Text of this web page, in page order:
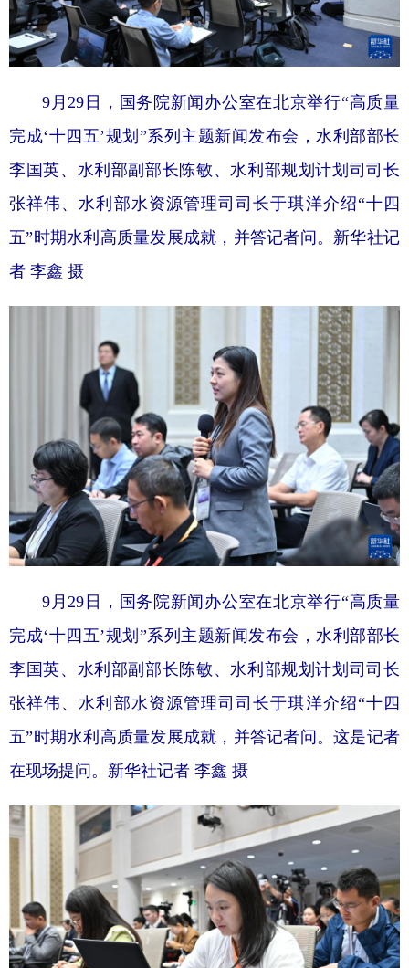
9月29日，国务院新闻办公室在北京举行“高质量
完成‘十四五’规划”系列主题新闻发布会，水利部部长
李国英、水利部副部长陈敏、水利部规划计划司司长
张祥伟、水利部水资源管理司司长于琪洋介绍“十四
五”时期水利高质量发展成就，并答记者问。新华社记
者 李鑫 摄
9月29日，国务院新闻办公室在北京举行“高质量
完成‘十四五’规划”系列主题新闻发布会，水利部部长
李国英、水利部副部长陈敏、水利部规划计划司司长
张祥伟、水利部水资源管理司司长于琪洋介绍“十四
五”时期水利高质量发展成就，并答记者问。这是记者
在现场提问。新华社记者 李鑫 摄